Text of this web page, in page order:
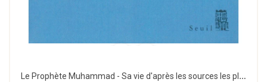
Le Prophète Muhammad - Sa vie d'après les sources les plus anciennes - Martin Lings